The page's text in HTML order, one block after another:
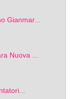
Gianmar...
Nuova ...